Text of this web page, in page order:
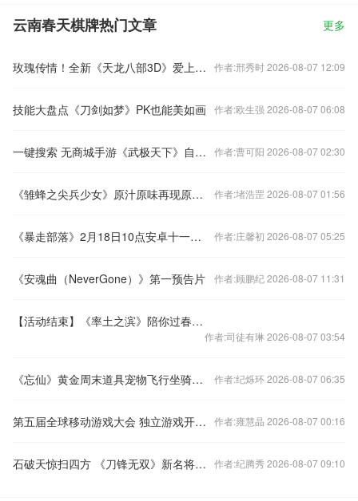
云南春天棋牌热门文章 更多
玫瑰传情！全新《天龙八部3D》爱上猴年情人节 作者:邢秀时 2026-08-07 12:09
技能大盘点《刀剑如梦》PK也能美如画 作者:欧生强 2026-08-07 06:08
一键搜索 无商城手游《武极天下》自由交易更便捷 作者:曹可阳 2026-08-07 02:30
《雏蜂之尖兵少女》原汁原味再现原著经典 白猫亲绘专属尖兵 作者:堵浩罡 2026-08-07 01:56
《暴走部落》2月18日10点安卓十一区开服公告 作者:庄馨初 2026-08-07 05:25
《安魂曲（NeverGone）》第一预告片 作者:顾鹏纪 2026-08-07 11:31
【活动结束】《率土之滨》陪你过春节，每日登录送京东卡！
作者:司徒有琳 2026-08-07 03:54
《忘仙》黄金周末道具宠物飞行坐骑送不停！ 作者:纪烁环 2026-08-07 06:35
第五届全球移动游戏大会 独立游戏开发者大赛首批入围作品曝光 作者:雍慧晶 2026-08-07 00:16
石破天惊扫四方 《刀锋无双》新名将孙悟空解析 作者:纪腾秀 2026-08-07 09:10